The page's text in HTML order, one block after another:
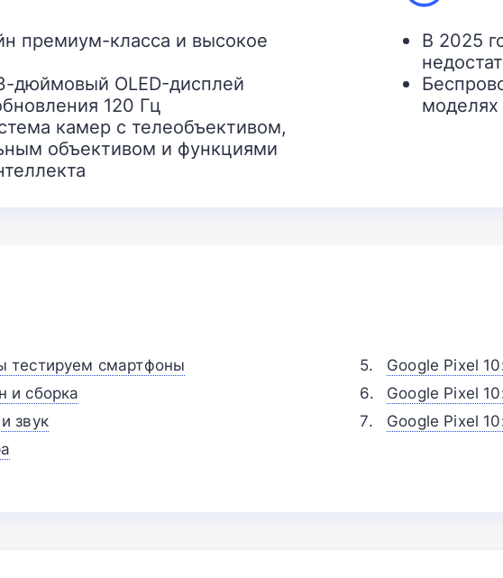
премиум-класса и высокое
дюймовый OLED-дисплей
120 Гц
камер с телеобъективом,
объективом и функциями
В 2025
моделях
тестируем смартфоны
и сборка
звук
Google Pixel
Google Pixel
Google Pixel